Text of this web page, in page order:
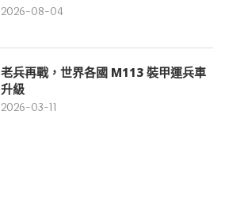
2026-08-04
老兵再戰，世界各國 M113 裝甲運兵車
升級
2026-03-11